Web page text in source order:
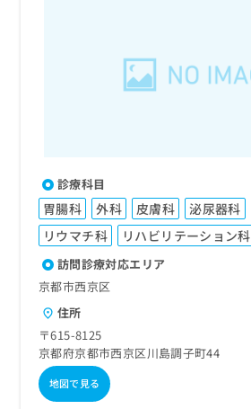
診療科目
胃腸科 外科 皮膚科 泌尿器科
リウマチ科
リハビリテーション科
訪問診療対応エリア
京都市西京区
住所
〒615-8125
京都府京都市西京区川島調子町44
地図で見る